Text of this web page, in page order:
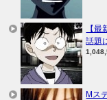
【
話題
Mス